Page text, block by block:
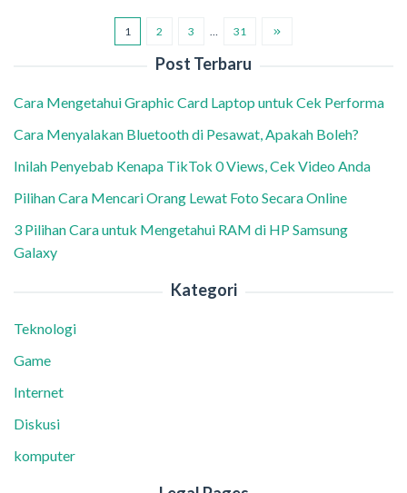
1 2 3 31
Post Terbaru
Cara Mengetahui Graphic Card Laptop untuk Cek Performa
Cara Menyalakan Bluetooth di Pesawat, Apakah Boleh?
Inilah Penyebab Kenapa TikTok 0 Views, Cek Video Anda
Pilihan Cara Mencari Orang Lewat Foto Secara Online
3 Pilihan Cara untuk Mengetahui RAM di HP Samsung
Galaxy
Kategori
Teknologi
Game
Internet
Diskusi
komputer